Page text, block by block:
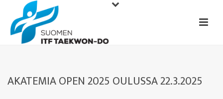
AKATEMIA OPEN 2025 OULUSSA 22.3.2025